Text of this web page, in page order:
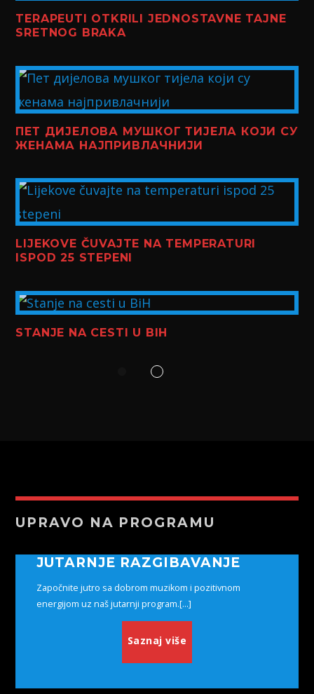
TERAPEUTI OTKRILI JEDNOSTAVNE TAJNE
SRETNOG BRAKA
ПЕТ ДИЈЕЛОВА МУШКОГ ТИЈЕЛА КОЈИ СУ
ЖЕНАМА НАЈПРИВЛАЧНИЈИ
LIJEKOVE ČUVAJTE NA TEMPERATURI
ISPOD 25 STEPENI
STANJE NA CESTI U BIH
UPRAVO NA PROGRAMU
JUTARNJE RAZGIBAVANJE
Započnite jutro sa dobrom muzikom i pozitivnom
energijom uz naš jutarnji program.[...]
Saznaj više